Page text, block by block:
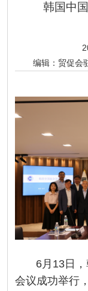
韩国中
编辑： 贸促会
6月13日，
会议成功举行